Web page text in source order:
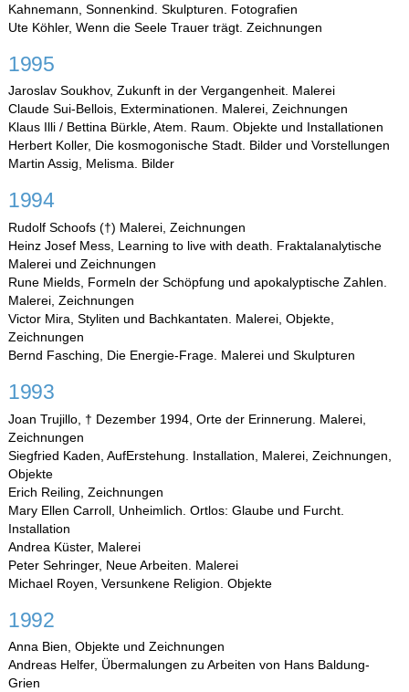
Kahnemann, Sonnenkind. Skulpturen. Fotografien
Ute Köhler, Wenn die Seele Trauer trägt. Zeichnungen
1995
Jaroslav Soukhov, Zukunft in der Vergangenheit. Malerei
Claude Sui-Bellois, Exterminationen. Malerei, Zeichnungen
Klaus Illi / Bettina Bürkle, Atem. Raum. Objekte und Installationen
Herbert Koller, Die kosmogonische Stadt. Bilder und Vorstellungen
Martin Assig, Melisma. Bilder
1994
Rudolf Schoofs (†) Malerei, Zeichnungen
Heinz Josef Mess, Learning to live with death. Fraktalanalytische
Malerei und Zeichnungen
Rune Mields, Formeln der Schöpfung und apokalyptische Zahlen.
Malerei, Zeichnungen
Victor Mira, Styliten und Bachkantaten. Malerei, Objekte,
Zeichnungen
Bernd Fasching, Die Energie-Frage. Malerei und Skulpturen
1993
Joan Trujillo, † Dezember 1994, Orte der Erinnerung. Malerei,
Zeichnungen
Siegfried Kaden, AufErstehung. Installation, Malerei, Zeichnungen,
Objekte
Erich Reiling, Zeichnungen
Mary Ellen Carroll, Unheimlich. Ortlos: Glaube und Furcht.
Installation
Andrea Küster, Malerei
Peter Sehringer, Neue Arbeiten. Malerei
Michael Royen, Versunkene Religion. Objekte
1992
Anna Bien, Objekte und Zeichnungen
Andreas Helfer, Übermalungen zu Arbeiten von Hans Baldung-
Grien